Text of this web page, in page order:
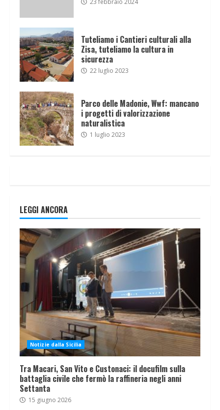
Tuteliamo i Cantieri culturali alla
Zisa, tuteliamo la cultura in
sicurezza
22 luglio 2023
Parco delle Madonie, Wwf: mancano
i progetti di valorizzazione
naturalistica
1 luglio 2023
LEGGI ANCORA
Notizie dalla Sicilia
Tra Macari, San Vito e Custonaci: il docufilm sulla
battaglia civile che fermò la raffineria negli anni
Settanta
15 giugno 2026